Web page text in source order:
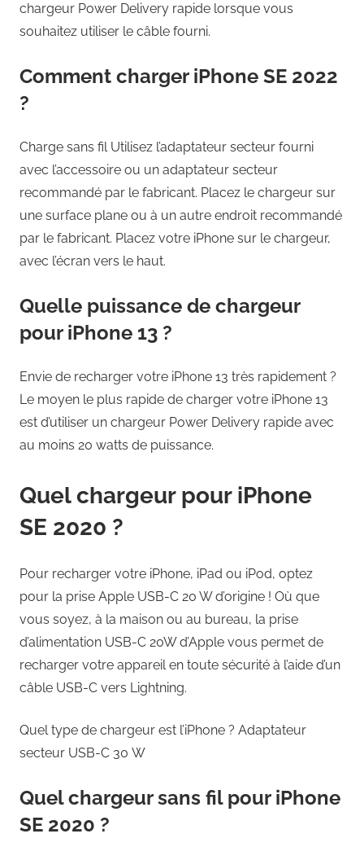
chargeur Power Delivery rapide lorsque vous
souhaitez utiliser le câble fourni.
Comment charger iPhone SE 2022
?
Charge sans fil Utilisez l’adaptateur secteur fourni
avec l’accessoire ou un adaptateur secteur
recommandé par le fabricant. Placez le chargeur sur
une surface plane ou à un autre endroit recommandé
par le fabricant. Placez votre iPhone sur le chargeur,
avec l’écran vers le haut.
Quelle puissance de chargeur
pour iPhone 13 ?
Envie de recharger votre iPhone 13 très rapidement ?
Le moyen le plus rapide de charger votre iPhone 13
est d’utiliser un chargeur Power Delivery rapide avec
au moins 20 watts de puissance.
Quel chargeur pour iPhone
SE 2020 ?
Pour recharger votre iPhone, iPad ou iPod, optez
pour la prise Apple USB-C 20 W d’origine ! Où que
vous soyez, à la maison ou au bureau, la prise
d’alimentation USB-C 20W d’Apple vous permet de
recharger votre appareil en toute sécurité à l’aide d’un
câble USB-C vers Lightning.
Quel type de chargeur est l’iPhone ? Adaptateur
secteur USB-C 30 W
Quel chargeur sans fil pour iPhone
SE 2020 ?